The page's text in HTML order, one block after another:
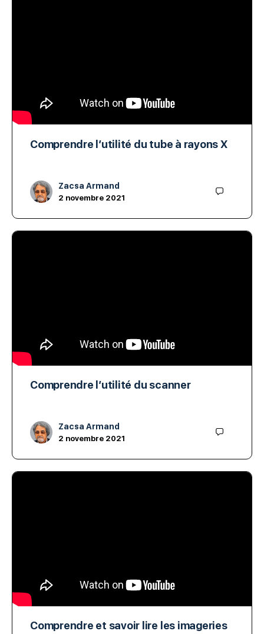
Comprendre l’utilité du tube à rayons X
Zacsa Armand
2 novembre 2021
Comprendre l’utilité du scanner
Zacsa Armand
2 novembre 2021
Comprendre et savoir lire les imageries